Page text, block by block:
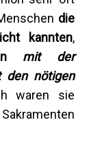
die
kannten,
mit der
den nötigen
waren sie